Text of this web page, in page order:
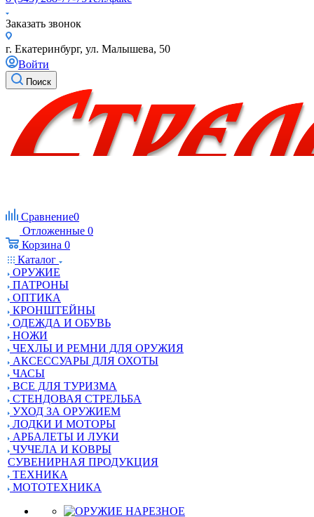
Заказать звонок
г. Екатеринбург, ул. Малышева, 50
Войти
Поиск
Сравнение0
Отложенные 0
Корзина 0
Каталог
ОРУЖИЕ
ПАТРОНЫ
ОПТИКА
КРОНШТЕЙНЫ
ОДЕЖДА И ОБУВЬ
НОЖИ
ЧЕХЛЫ И РЕМНИ ДЛЯ ОРУЖИЯ
АКСЕССУАРЫ ДЛЯ ОХОТЫ
ЧАСЫ
ВСЕ ДЛЯ ТУРИЗМА
СТЕНДОВАЯ СТРЕЛЬБА
УХОД ЗА ОРУЖИЕМ
ЛОДКИ И МОТОРЫ
АРБАЛЕТЫ И ЛУКИ
ЧУЧЕЛА И КОВРЫ
СУВЕНИРНАЯ ПРОДУКЦИЯ
ТЕХНИКА
МОТОТЕХНИКА